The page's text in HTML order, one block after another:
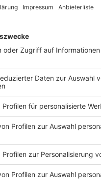
ARTIKEL
noch keine Artikel gemerkt
hierfür mit einem